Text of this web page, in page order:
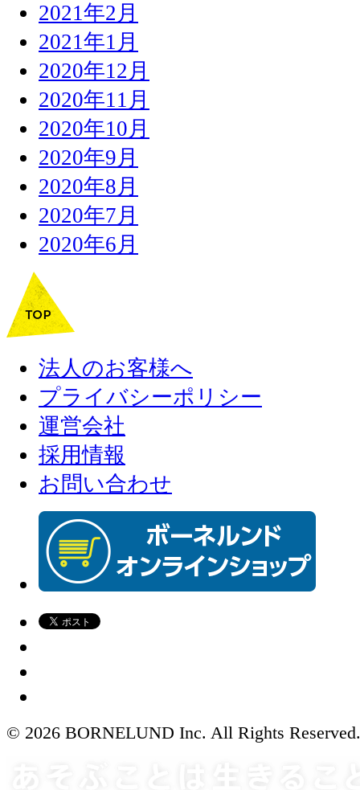
2021年2月
2021年1月
2020年12月
2020年11月
2020年10月
2020年9月
2020年8月
2020年7月
2020年6月
法人のお客様へ
プライバシーポリシー
運営会社
採用情報
お問い合わせ
© 2026 BORNELUND Inc. All Rights Reserved.